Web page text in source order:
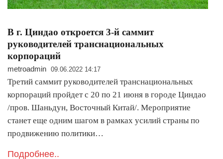
В г. Циндао откроется 3-й саммит
руководителей транснациональных
корпораций
metroadmin 09.06.2022 14:17
Третий саммит руководителей транснациональных
корпораций пройдет с 20 по 21 июня в городе Циндао
/пров. Шаньдун, Восточный Китай/. Мероприятие
станет еще одним шагом в рамках усилий страны по
продвижению политики…
Подробнее..